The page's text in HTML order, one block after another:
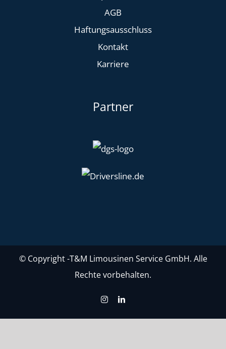
AGB
Haftungsausschluss
Kontakt
Karriere
Partner
© Copyright-T&M Limousinen Service GmbH. Alle
Rechte vorbehalten.
InstagramLinkedIn